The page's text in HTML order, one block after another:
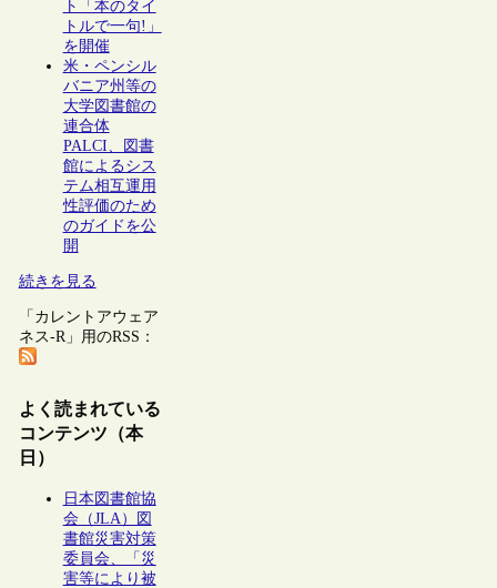
ト「本のタイ
トルで一句!」
を開催
米・ペンシル
バニア州等の
大学図書館の
連合体
PALCI、図書
館によるシス
テム相互運用
性評価のため
のガイドを公
開
続きを見る
「カレントアウェア
ネス-R」用のRSS：
よく読まれている
コンテンツ（本
日）
日本図書館協
会（JLA）図
書館災害対策
委員会、「災
害等により被